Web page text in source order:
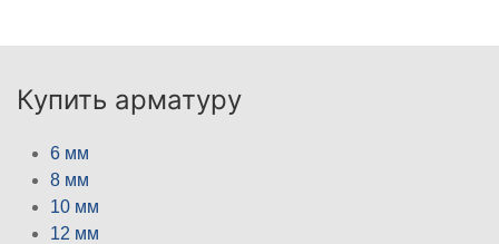
Купить арматуру
6 мм
8 мм
10 мм
12 мм